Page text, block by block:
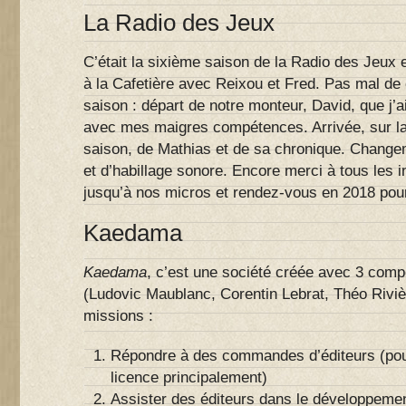
La Radio des Jeux
C’était la sixième saison de la Radio des Jeux
à la Cafetière avec Reixou et Fred. Pas mal
saison : départ de notre monteur, David, que
avec mes maigres compétences. Arrivée, sur
saison, de Mathias et de sa chronique.
et d’habillage sonore. Encore merci à tous les
jusqu’à nos micros et rendez-vous en 2018
Kaedama
Kaedama, c’est une société créée avec 3
(Ludovic Maublanc, Corentin Lebrat, Théo
missions :
Répondre à des commandes d’éditeurs
licence principalement)
Assister des éditeurs dans le